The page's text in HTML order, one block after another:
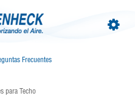
Toggle
Frecuentes
para Techo